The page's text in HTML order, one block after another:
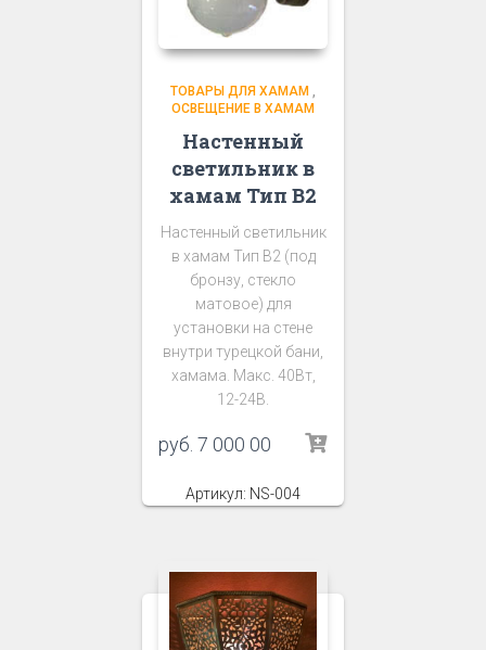
ТОВАРЫ ДЛЯ ХАМАМ
ОСВЕЩЕНИЕ В ХАМАМ
Настенный
светильник в
хамам Тип В2
Настенный светильник
в хамам Тип В2 (под
бронзу, стекло
матовое) для
установки на стене
внутри турецкой бани,
хамама. Макс. 40Вт,
12-24В.
руб. 7 000 00
Артикул: NS-004